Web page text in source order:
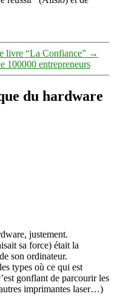
livre “La Confiance” →
100000 entrepreneurs
du hardware
justement.
sa force) était la
son ordinateur.
types où ce qui est
gonflant de parcourir les
imprimantes laser…)